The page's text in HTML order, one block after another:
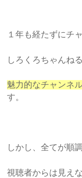
１年も経たずにチ
しろくろちゃんね
魅力的なチャンネ
す。
しかし、全てが順
視聴者からは見え